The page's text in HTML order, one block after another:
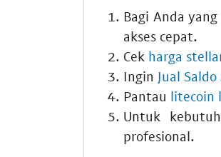
Bagi Anda
akses cepat.
Cek harga
Ingin Jual
Pantau litecoin
Untuk
profesional.